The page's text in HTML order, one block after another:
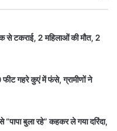
से टकराई, 2 महिलाओं की मौत, 2
फीट गहरे कुएं में फंसे, ग्रामीणों ने
बुला रहे” कहकर ले गया दरिंदा,